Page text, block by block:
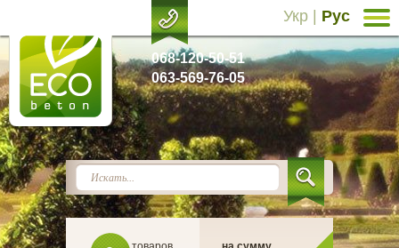
068-120-50-51
063-569-76-05
Укр Рус